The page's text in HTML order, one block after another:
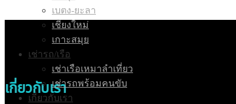
เบตง-ยะลา
เชียงใหม่
เกาะสมุย
เช่ารถ/เรือ
เช่าเรือเหมาลำเที่ยว
เช่ารถพร้อมคนขับ
เกี่ยวกับเรา
เกี่ยวกับเรา